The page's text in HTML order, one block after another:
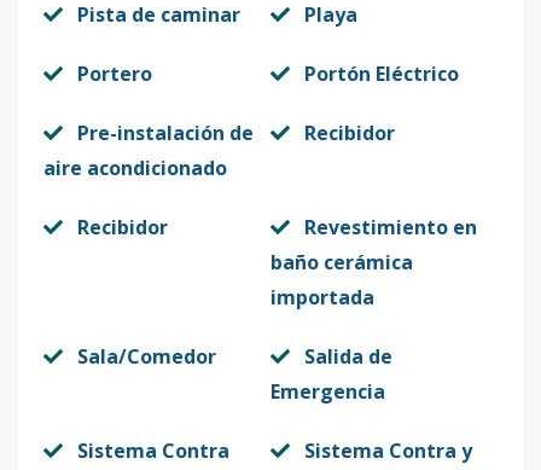
Pista de caminar Playa
Portero Portón Eléctrico
Pre-instalación de
aire acondicionado
Recibidor
Recibidor
Revestimiento en
baño cerámica
importada
Sala/Comedor
Salida de
Emergencia
Sistema Contra
Sistema Contra y